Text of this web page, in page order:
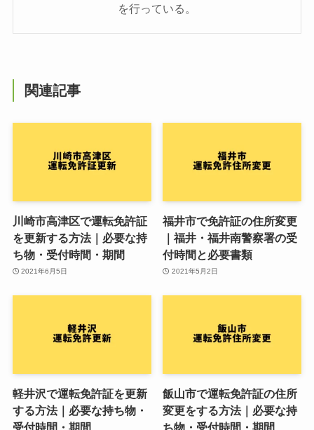
を行っている。
関連記事
川崎市高津区で運転免許証
を更新する方法｜必要な持
ち物・受付時間・期間
2021年6月5日
福井市で免許証の住所変更
｜福井・福井南警察署の受
付時間と必要書類
2021年5月2日
軽井沢で運転免許証を更新
する方法｜必要な持ち物・
受付時間・期間
飯山市で運転免許証の住所
変更をする方法｜必要な持
ち物・受付時間・期間